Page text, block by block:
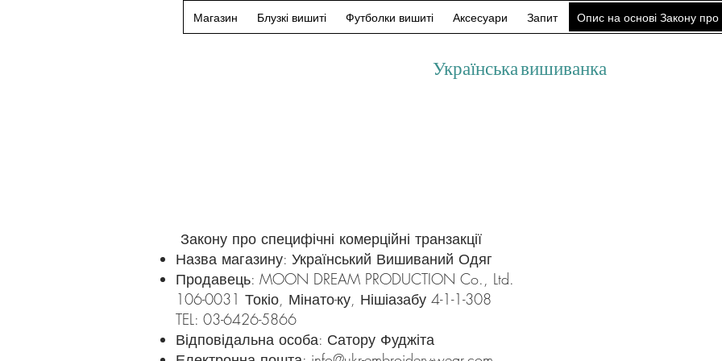
Магазин Блузкі вишиті Футболки вишиті Аксесуари Запит Опис на основі Закону про
Українська вишиванка
Закону про специфічні комерційні транзакції
Назва магазину: Український Вишиваний Одяг
Продавець: MOON DREAM PRODUCTION Co., Ltd.
106-0031 Токіо, Мінато-ку, Нішіазабу 4-1-1-308
TEL: 03-6426-5866
Відповідальна особа: Сатору Фуджіта